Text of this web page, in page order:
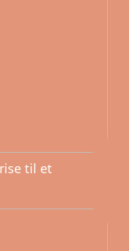
til et